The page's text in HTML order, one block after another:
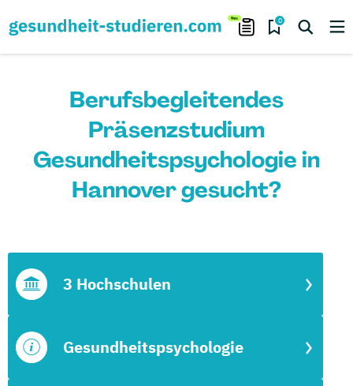
0
Berufsbegleitendes
Präsenzstudium
Gesundheitspsychologie in
Hannover gesucht?
Gesundheitspsychologie
3 Hochschulen